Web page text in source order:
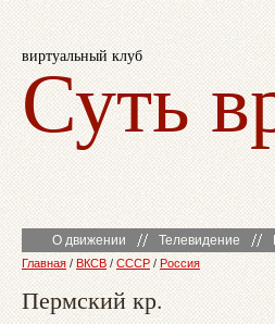
виртуальный клуб
Суть
О движении Телевидение
Главная / ВКСВ / СССР / Россия
Пермский кр.